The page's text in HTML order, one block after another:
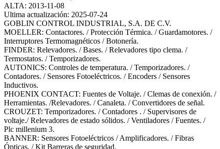
ALTA: 2013-11-08
Ultima actualización: 2025-07-24
GOBLIN CONTROL INDUSTRIAL, S.A. DE C.V.
MOELLER: Contactores. / Protección Térmica. / Guardamotores. /
Interruptores Termomagnéticos / Botonería.
FINDER: Relevadores. / Bases. / Relevadores tipo clema. /
Termostatos. / Temporizadores.
AUTONICS: Controles de temperatura. / Temporizadores. /
Contadores. / Sensores Fotoeléctricos. / Encoders / Sensores
Inductivos.
PHOENIX CONTACT: Fuentes de Voltaje. / Clemas de conexión. /
Herramientas. /Relevadores. / Canaleta. / Convertidores de señal.
CROUZET: Temporizadores. / Contadores . / Supervisores de
voltaje./ Relevadores de estado sólidos. / Ventiladores / Fuentes. /
Plc millenium 3.
BANNER: Sensores Fotoeléctricos / Amplificadores. / Fibras
Ópticas. / Kit Barreras de seguridad.